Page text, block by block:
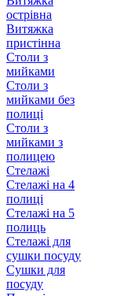
острівна
Витяжка
пристінна
Столи з
мийками
Столи з
мийками без
полиці
Столи з
мийками з
полицею
Стелажі
Стелажі на 4
полиці
Стелажі на 5
полиць
Стелажі для
сушки посуду
Сушки для
посуду